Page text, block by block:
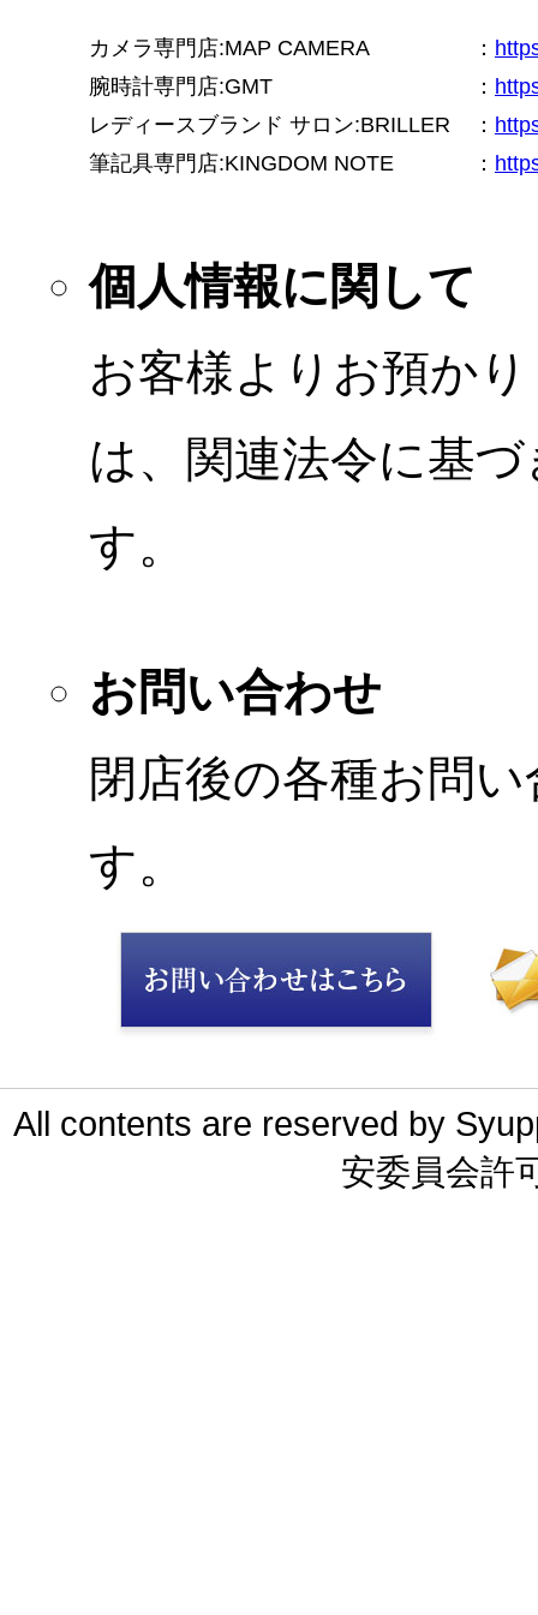
カメラ専門店:MAP CAMERA ：
腕時計専門店:GMT
：
レディースブランド サロン:BRILLER
：
筆記具専門店:KINGDOM NOTE
：
個人情報に関して
お客様よりお預か
は、関連法令に基
す。
お問い合わせ
閉店後の各種お問
す。
All contents are reserved by
安委員会許